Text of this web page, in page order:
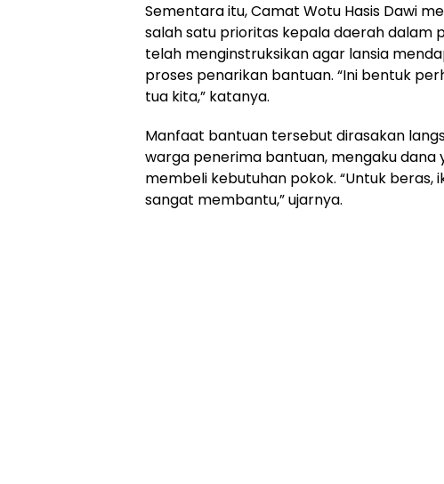
Sementara itu, Camat Wotu Hasis Dawi
salah satu prioritas kepala daerah dalam
telah menginstruksikan agar lansia
proses penarikan bantuan. “Ini bentuk
tua kita,” katanya.
Manfaat bantuan tersebut dirasakan
warga penerima bantuan, mengaku dana
membeli kebutuhan pokok. “Untuk beras,
sangat membantu,” ujarnya.